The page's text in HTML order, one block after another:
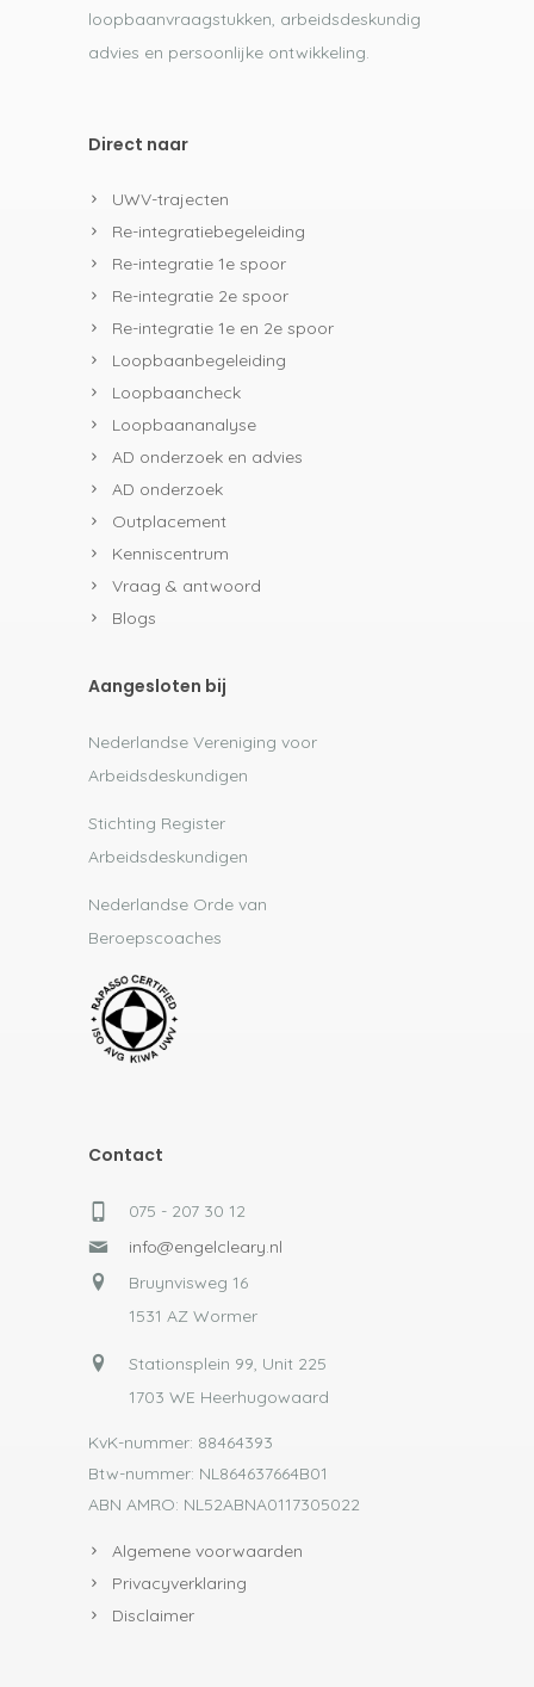
loopbaanvraagstukken, arbeidsdeskundig
advies en persoonlijke ontwikkeling.
Direct naar
UWV-trajecten
Re-integratiebegeleiding
Re-integratie 1e spoor
Re-integratie 2e spoor
Re-integratie 1e en 2e spoor
Loopbaanbegeleiding
Loopbaancheck
Loopbaananalyse
AD onderzoek en advies
AD onderzoek
Outplacement
Kenniscentrum
Vraag & antwoord
Blogs
Aangesloten bij
Nederlandse Vereniging voor
Arbeidsdeskundigen
Stichting Register
Arbeidsdeskundigen
Nederlandse Orde van
Beroepscoaches
Contact
075 - 207 30 12
info@engelcleary.nl
Bruynvisweg 16
1531 AZ Wormer
Stationsplein 99, Unit 225
1703 WE Heerhugowaard
KvK-nummer: 88464393
Btw-nummer: NL864637664B01
ABN AMRO: NL52ABNA0117305022
Algemene voorwaarden
Privacyverklaring
Disclaimer